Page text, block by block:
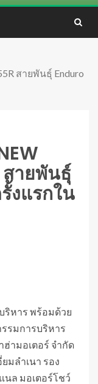
สายพันธุ์ Enduro
ายพันธุ์
งแรกใน
ริหาร พร้อมด้วย
รมการบริหาร
ามอเตอร์ จำกัด
มลำเนา รอง
นล มอเตอร์โชว์